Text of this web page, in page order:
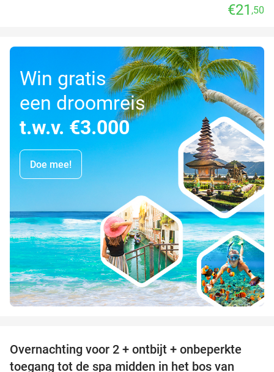
€21 ,50
Win gratis
een droomreis
t.w.v. €3.000
Doe mee!
25%
Overnachting voor 2 + ontbijt + onbeperkte
toegang tot de spa midden in het bos van